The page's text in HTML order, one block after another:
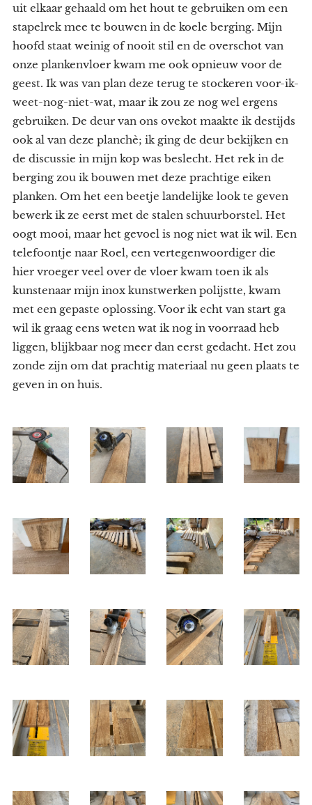
uit elkaar gehaald om het hout te gebruiken om een
stapelrek mee te bouwen in de koele berging. Mijn
hoofd staat weinig of nooit stil en de overschot van
onze plankenvloer kwam me ook opnieuw voor de
geest. Ik was van plan deze terug te stockeren voor-ik-
weet-nog-niet-wat, maar ik zou ze nog wel ergens
gebruiken. De deur van ons ovekot maakte ik destijds
ook al van deze planchè; ik ging de deur bekijken en
de discussie in mijn kop was beslecht. Het rek in de
berging zou ik bouwen met deze prachtige eiken
planken. Om het een beetje landelijke look te geven
bewerk ik ze eerst met de stalen schuurborstel. Het
oogt mooi, maar het gevoel is nog niet wat ik wil. Een
telefoontje naar Roel, een vertegenwoordiger die
hier vroeger veel over de vloer kwam toen ik als
kunstenaar mijn inox kunstwerken polijstte, kwam
met een gepaste oplossing. Voor ik echt van start ga
wil ik graag eens weten wat ik nog in voorraad heb
liggen, blijkbaar nog meer dan eerst gedacht. Het zou
zonde zijn om dat prachtig materiaal nu geen plaats te
geven in on huis.